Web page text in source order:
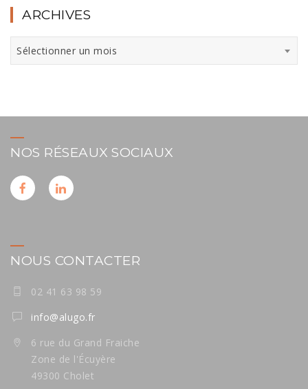
ARCHIVES
Sélectionner un mois
NOS RÉSEAUX SOCIAUX
NOUS CONTACTER
02 41 63 98 59
info@alugo.fr
6 rue du Grand Fraiche
Zone de l'Écuyère
49300 Cholet